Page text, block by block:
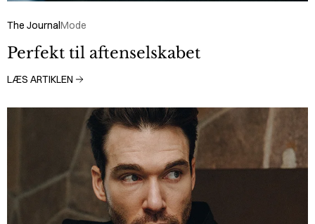
The JournalMode
Perfekt til aftenselskabet
LÆS ARTIKLEN